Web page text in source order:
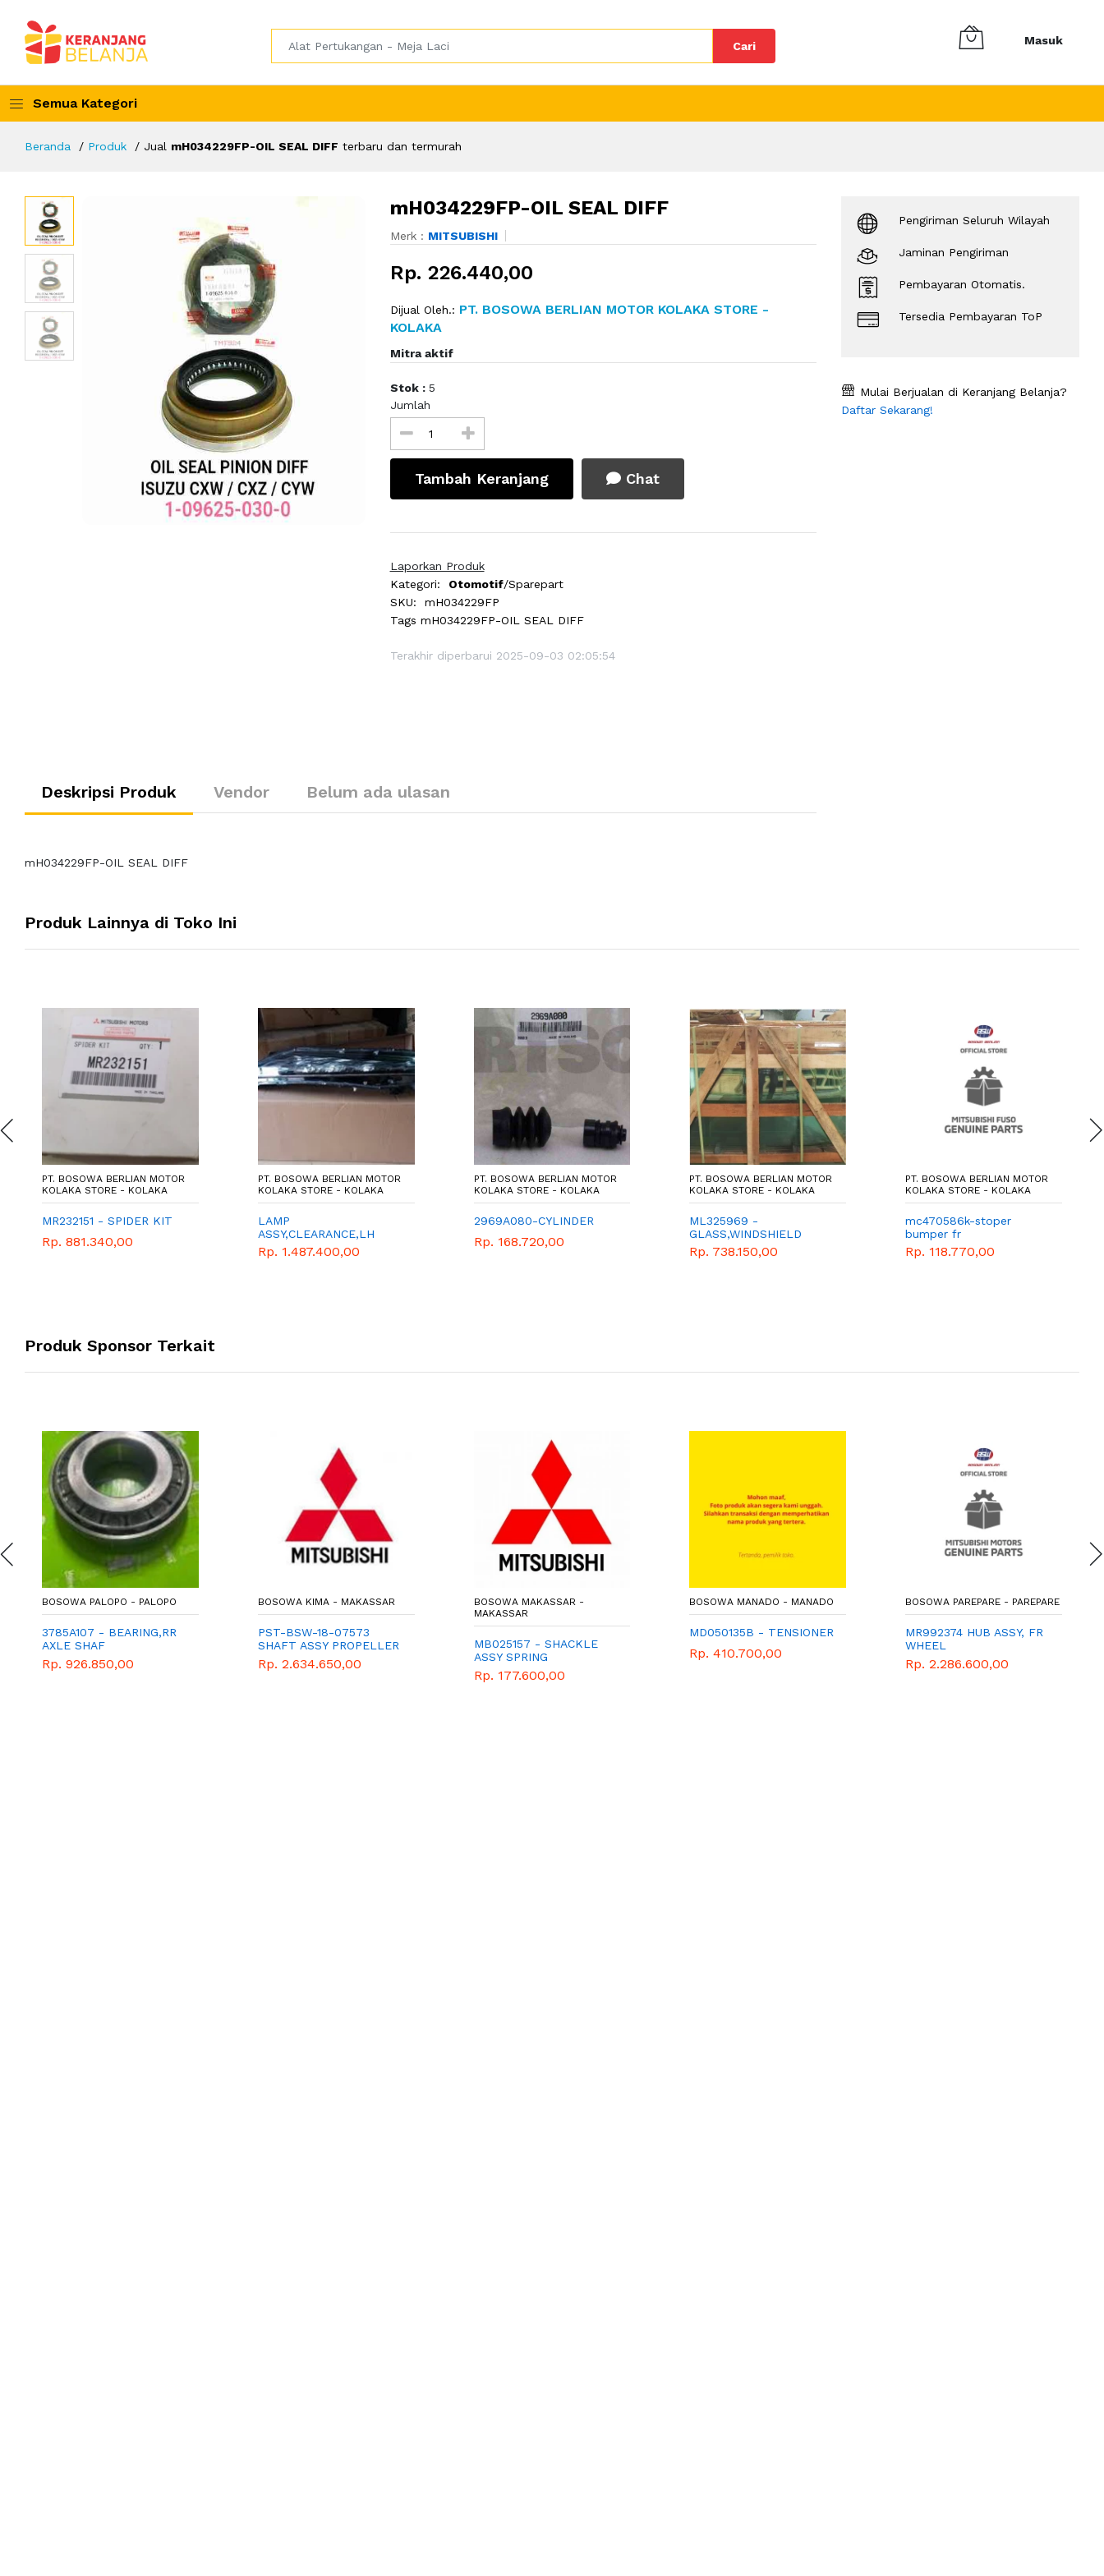
Cari Masuk
Semua Kategori
Beranda Produk Jual mH034229FP-OIL SEAL DIFF terbaru dan termurah
mH034229FP-OIL SEAL DIFF
Merk : MITSUBISHI
Rp. 226.440,00
Dijual Oleh.: PT. BOSOWA BERLIAN MOTOR KOLAKA STORE -
KOLAKA
Mitra aktif
Stok : 5
Jumlah
Tambah Keranjang Chat
Laporkan Produk
Kategori:
Otomotif/Sparepart
SKU:
mH034229FP
Tags mH034229FP-OIL SEAL DIFF
Terakhir diperbarui 2025-09-03 02:05:54
Deskripsi Produk Vendor Belum ada ulasan
mH034229FP-OIL SEAL DIFF
Pengiriman Seluruh Wilayah
Jaminan Pengiriman
Pembayaran Otomatis.
Tersedia Pembayaran ToP
Mulai Berjualan di Keranjang Belanja?
Daftar Sekarang!
Produk Lainnya di Toko Ini
PT. BOSOWA BERLIAN MOTOR
KOLAKA STORE - KOLAKA
MR232151 - SPIDER KIT
Rp. 881.340,00
PT. BOSOWA BERLIAN MOTOR
KOLAKA STORE - KOLAKA
LAMP
ASSY,CLEARANCE,LH
Rp. 1.487.400,00
PT. BOSOWA BERLIAN MOTOR
KOLAKA STORE - KOLAKA
2969A080-CYLINDER
Rp. 168.720,00
PT. BOSOWA BERLIAN MOTOR
KOLAKA STORE - KOLAKA
ML325969 -
GLASS,WINDSHIELD
Rp. 738.150,00
PT. BOSOWA BERLIAN MOTOR
KOLAKA STORE - KOLAKA
mc470586k-stoper
bumper fr
Rp. 118.770,00
Produk Sponsor Terkait
BOSOWA PALOPO - PALOPO
3785A107 - BEARING,RR
AXLE SHAF
Rp. 926.850,00
BOSOWA KIMA - MAKASSAR
PST-BSW-18-07573
SHAFT ASSY PROPELLER
FR
Rp. 2.634.650,00
BOSOWA MAKASSAR -
MAKASSAR
MB025157 - SHACKLE
ASSY SPRING
Rp. 177.600,00
BOSOWA MANADO - MANADO
MD050135B - TENSIONER
Rp. 410.700,00
BOSOWA PAREPARE - PAREPARE
MR992374 HUB ASSY, FR
WHEEL
Rp. 2.286.600,00